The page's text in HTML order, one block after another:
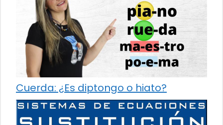
Cuerda: ¿Es diptongo o hiato?